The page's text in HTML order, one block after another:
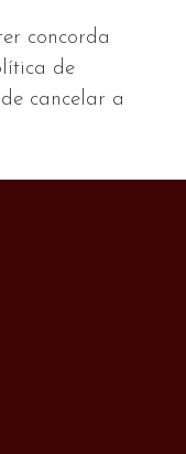
concorda
de
cancelar a